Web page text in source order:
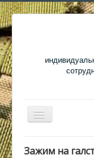
Перемикач
навігації
Зажим на